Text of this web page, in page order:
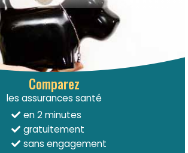
Comparez
les assurances santé
en 2 minutes
gratuitement
sans engagement